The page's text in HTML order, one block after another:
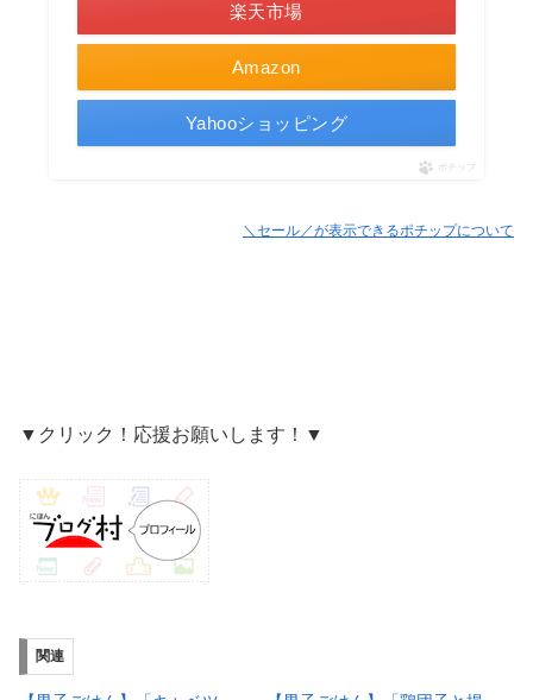
Amazon
楽天市場
Yahooショッピング
ポチップ
＼セール／が表示できるポチップについて
▼クリック！応援お願いします！▼
関連